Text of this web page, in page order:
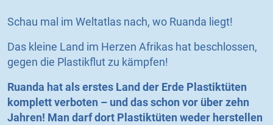
Schau mal im Weltatlas nach, wo Ruanda liegt!
Das kleine Land im Herzen Afrikas hat beschlossen,
gegen die Plastikflut zu kämpfen!
Ruanda hat als erstes Land der Erde Plastiktüten
komplett verboten – und das schon vor über zehn
Jahren! Man darf dort Plastiktüten weder herstellen